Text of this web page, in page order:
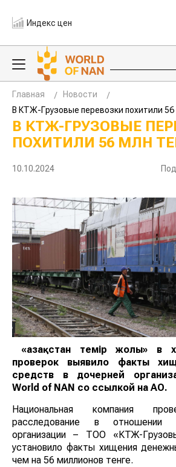
Индекс цен
Главная
Новости
В КТЖ-Грузовые перевозки похитили 56
В КТЖ-ГРУЗОВЫЕ
ПОХИТИЛИ 56 МЛН
10.10.2024
«Қазақстан темір жолы» в
проверок выявило факты
средств в дочерней
World of NAN со ссылкой на АО.
Национальная компания
расследование в отношении
организации – ТОО «КТЖ-
установило факты хищения
чем на 56 миллионов тенге.